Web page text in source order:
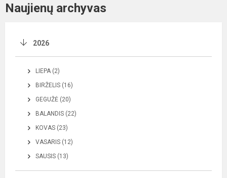
Naujienų archyvas
2026
LIEPA (2)
BIRŽELIS (16)
GEGUŽĖ (20)
BALANDIS (22)
KOVAS (23)
VASARIS (12)
SAUSIS (13)